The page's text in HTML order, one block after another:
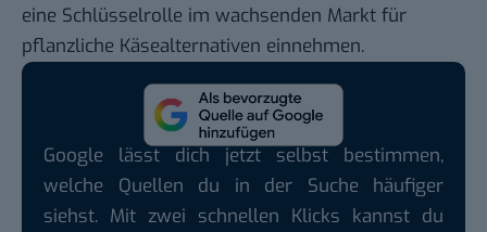
eine Schlüsselrolle im wachsenden Markt für
pflanzliche Käsealternativen einnehmen.
Google lässt dich jetzt selbst bestimmen,
welche Quellen du in der Suche häufiger
siehst. Mit zwei schnellen Klicks kannst du